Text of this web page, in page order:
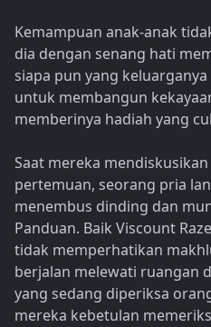
Kemampuan anak-anak
dia dengan senang hati
siapa pun yang
untuk membangun
memberinya hadiah yang
Saat mereka
pertemuan, seorang pria
menembus dinding dan
Panduan. Baik Viscount
tidak memperhatikan
berjalan melewati ruangan
yang sedang diperiksa
mereka kebetulan